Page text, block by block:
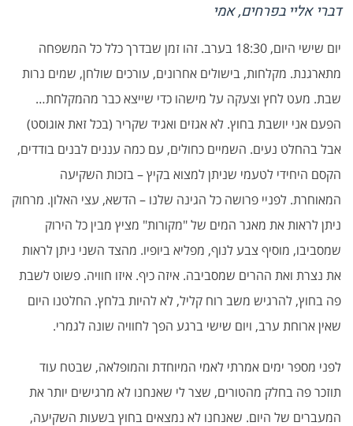
דברי אליי בפרחים, אמי
יום שישי היום, 18:30 בערב. זהו זמן שבדרך כלל כל המשפחה
מתארגנת. מקלחות, בישולים אחרונים, עורכים שולחן, שמים נרות
שבת. מעט לחץ וצעקה על מישהו כדי שייצא כבר מהמקלחת…
הפעם אני יושבת בחוץ. לא אגזים ואגיד שקריר (בכל זאת אוגוסט)
אבל בהחלט נעים. השמיים כחולים, עם כמה עננים לבנים בודדים,
הקסם היחידי לטעמי שניתן למצוא בקיץ – בזכות השקיעה
המאוחרת. לפניי פרושה כל הגינה שלנו – הדשא, עצי האלון. מרחוק
ניתן לראות את מאגר המים של "מקורות" מציץ מבין כל הירוק
שמסביבו, מוסיף צבע לנוף, מפליא ביופיו. מהצד השני ניתן לראות
את נצרת ואת ההרים שמסביבה. איזה כיף. איזו חוויה. פשוט לשבת
פה בחוץ, להרגיש משב רוח קליל, לא להיות בלחץ. החלטנו היום
שאין ארוחת ערב, ויום שישי ברגע הפך לחוויה שונה לגמרי.
לפני מספר ימים אמרתי לאמי המיוחדת והמופלאה, שבטח עוד
תוזכר פה בחלק מהטורים, שצר לי שאנחנו לא מרגישים יותר את
המעברים של היום. שאנחנו לא נמצאים בחוץ בשעות השקיעה,